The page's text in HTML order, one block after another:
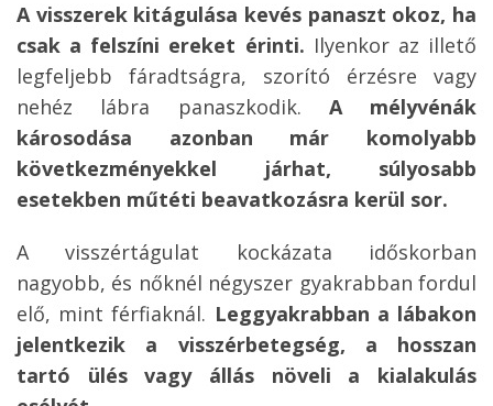
A visszerek kitágulása kevés panaszt okoz, ha
csak a felszíni ereket érinti. Ilyenkor az illető
legfeljebb fáradtságra, szorító érzésre vagy
nehéz lábra panaszkodik. A mélyvénák
károsodása azonban már komolyabb
következményekkel járhat, súlyosabb
esetekben műtéti beavatkozásra kerül sor.
A visszértágulat kockázata időskorban
nagyobb, és nőknél négyszer gyakrabban fordul
elő, mint férfiaknál. Leggyakrabban a lábakon
jelentkezik a visszérbetegség, a hosszan
tartó ülés vagy állás növeli a kialakulás